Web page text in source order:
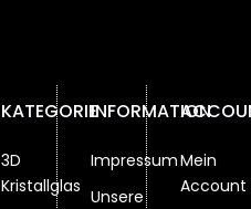
KATEGORIE
3D
Kristallglas
INFORMATION
Impressum
Unsere
Mein
Account